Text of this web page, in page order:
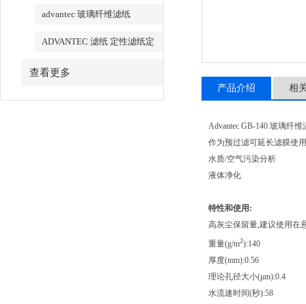
advantec 玻璃纤维滤纸
ADVANTEC 滤纸 定性滤纸定
查看更多
产品介绍 相
Advantec GB-140 玻璃纤维
作为预过滤可延长滤膜使
水质/空气污染分析
液体净化
特性和使用:
高灰尘保留量,建议使用在
重量(g/m2):140
厚度(mm):0.56
理论孔径大小(μm):0.4
水流速时间(秒):58